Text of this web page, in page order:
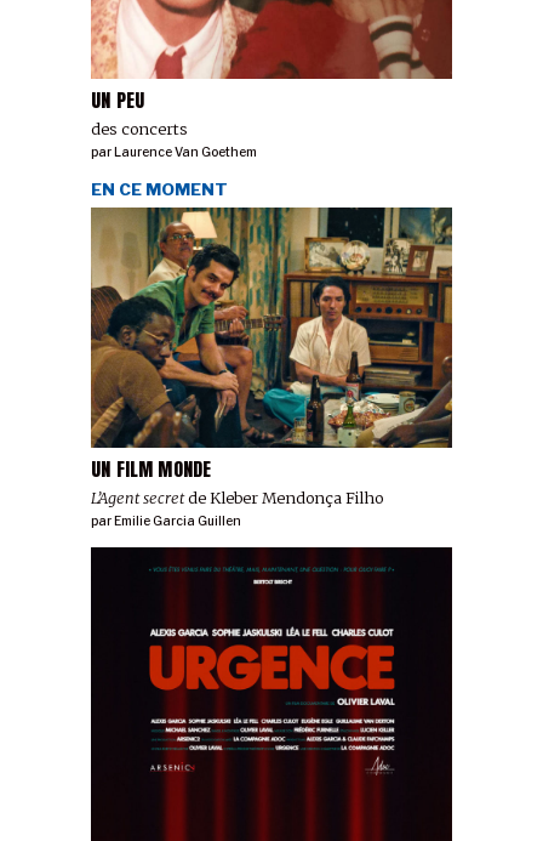
UN PEU
des concerts
parLaurence Van Goethem
UN FILM MONDE
L’Agent secretde Kleber Mendonça Filho
EN CE MOMENT
par Emilie Garcia Guillen